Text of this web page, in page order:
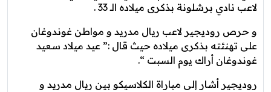
لاعب نادي برشلونة بذكرى ميلاده الـ 33 .
و حرص روديجير لاعب ريال مدريد و مواطن غوندوغان
على تهنئته بذكرى ميلاده حيث قال :” عيد ميلاد سعيد
غوندوغان أراك يوم السبت “.
روديجير أشار إلى مباراة الكلاسيكو بين ريال مدريد و